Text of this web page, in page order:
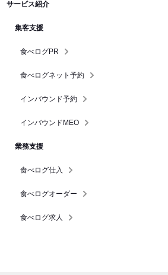
サービス紹介
集客支援
食べログPR
食べログネット予約
インバウンド予約
インバウンドMEO
業務支援
食べログ仕入
食べログオーダー
食べログ求人